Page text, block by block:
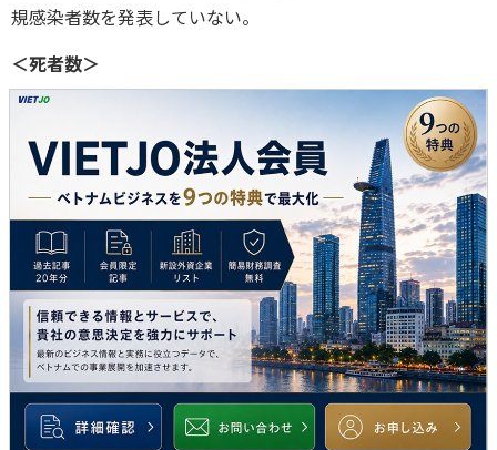
規感染者数を発表していない。
＜死者数＞